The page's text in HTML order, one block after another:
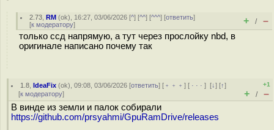
2.73 ,RM (ok), 16:27, 03/06/2026 [^] [^^] [^^^] [ответить]
[к модератору] + / –
только ссд напрямую, а тут через прослойку nbd, в
оригинале написано почему так
1.8 ,IdeaFix (ok), 09:08, 03/06/2026 [ответить] [ ﹢﹢﹢] [ · · ·][↓] [↑]
[к модератору]
+1
+ / –
В винде из земли и палок собирали
https://github.com/prsyahmi/GpuRamDrive/releases